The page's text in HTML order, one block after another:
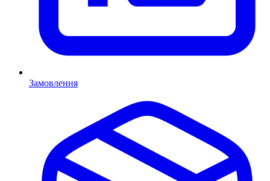
Замовлення